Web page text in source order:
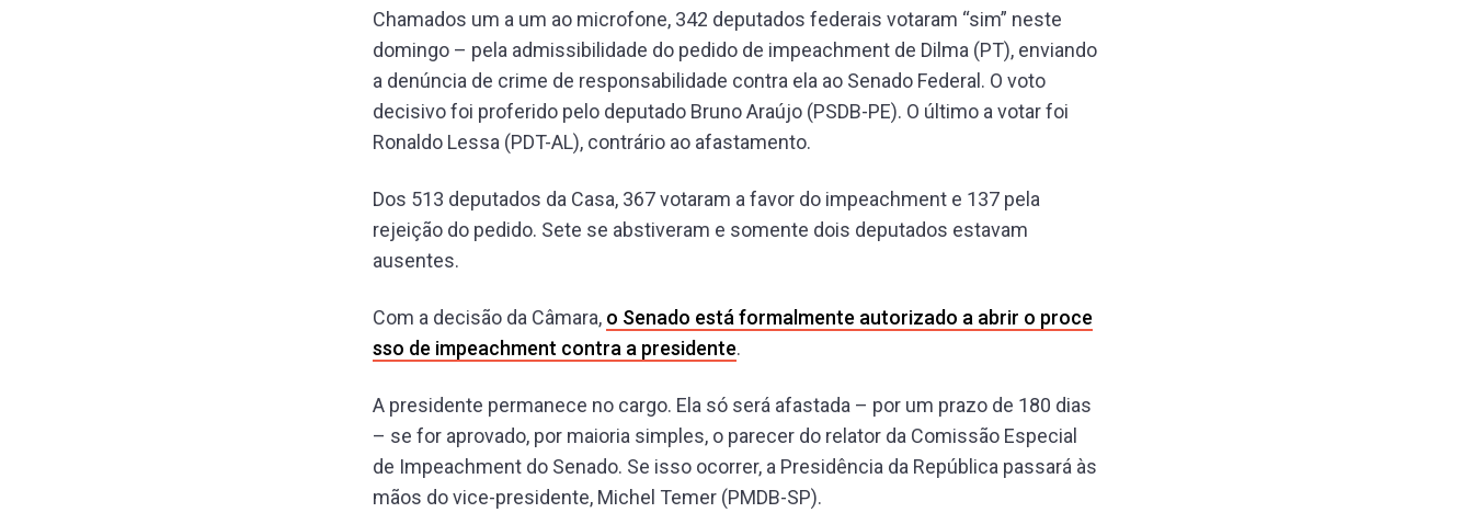
Chamados um a um ao microfone, 342 deputados federais votaram “sim” neste
domingo – pela admissibilidade do pedido de impeachment de Dilma (PT), enviando
a denúncia de crime de responsabilidade contra ela ao Senado Federal. O voto
decisivo foi proferido pelo deputado Bruno Araújo (PSDB-PE). O último a votar foi
Ronaldo Lessa (PDT-AL), contrário ao afastamento.
Dos 513 deputados da Casa, 367 votaram a favor do impeachment e 137 pela
rejeição do pedido. Sete se abstiveram e somente dois deputados estavam
ausentes.
Com a decisão da Câmara, o Senado está formalmente autorizado a abrir o proce
sso de impeachment contra a presidente.
A presidente permanece no cargo. Ela só será afastada – por um prazo de 180 dias
– se for aprovado, por maioria simples, o parecer do relator da Comissão Especial
de Impeachment do Senado. Se isso ocorrer, a Presidência da República passará às
mãos do vice-presidente, Michel Temer (PMDB-SP).